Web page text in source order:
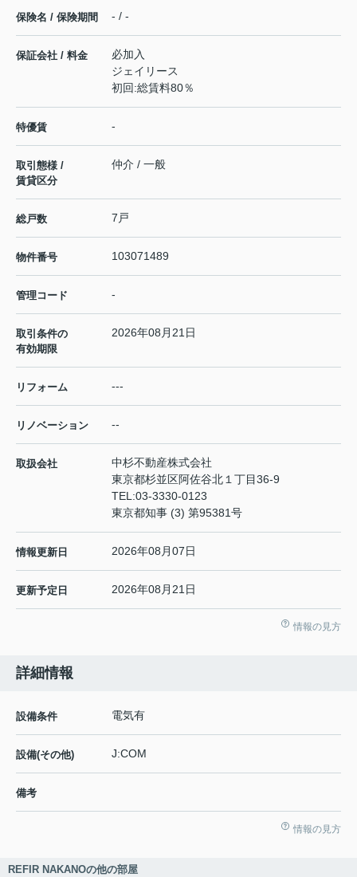
保険名 / 保険期間 - / -
保証会社 / 料金
必加入
ジェイリース
初回:総賃料80％
特優賃 -
取引態様 /
賃貸区分
仲介 / 一般
総戸数 7戸
物件番号 103071489
管理コード -
取引条件の
有効期限
2026年08月21日
リフォーム ---
リノベーション --
取扱会社
中杉不動産株式会社
東京都杉並区阿佐谷北１丁目36-9
TEL:03-3330-0123
東京都知事 (3) 第95381号
情報更新日 2026年08月07日
更新予定日 2026年08月21日
情報の見方
詳細情報
設備条件 電気有
設備(その他) J:COM
備考
情報の見方
REFIR NAKANOの他の部屋